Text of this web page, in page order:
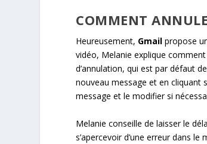
COMMENT
Heureusement, Gmail propose
vidéo, Melanie explique
d’annulation, qui est par défaut
nouveau message et en cliquant
message et le modifier si
Melanie conseille de laisser le
s’apercevoir d’une erreur dans